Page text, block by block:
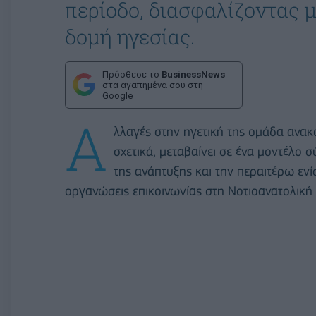
περίοδο,
δομή ηγεσίας.
Πρόσθεσε το BusinessNews
στα αγαπημένα σου στη
Google
A λλαγές στην ηγετική της ομάδα
σχετικά, μεταβαίνει σε ένα
της ανάπτυξης και την περαιτέρω
οργανώσεις επικοινωνίας στη